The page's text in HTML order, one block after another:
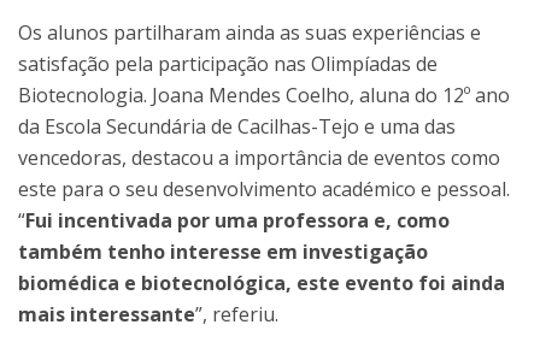
Os alunos partilharam ainda as suas experiências e
satisfação pela participação nas Olimpíadas de
Biotecnologia. Joana Mendes Coelho, aluna do 12º ano
da Escola Secundária de Cacilhas-Tejo e uma das
vencedoras, destacou a importância de eventos como
este para o seu desenvolvimento académico e pessoal.
“Fui incentivada por uma professora e, como
também tenho interesse em investigação
biomédica e biotecnológica, este evento foi ainda
mais interessante”, referiu.